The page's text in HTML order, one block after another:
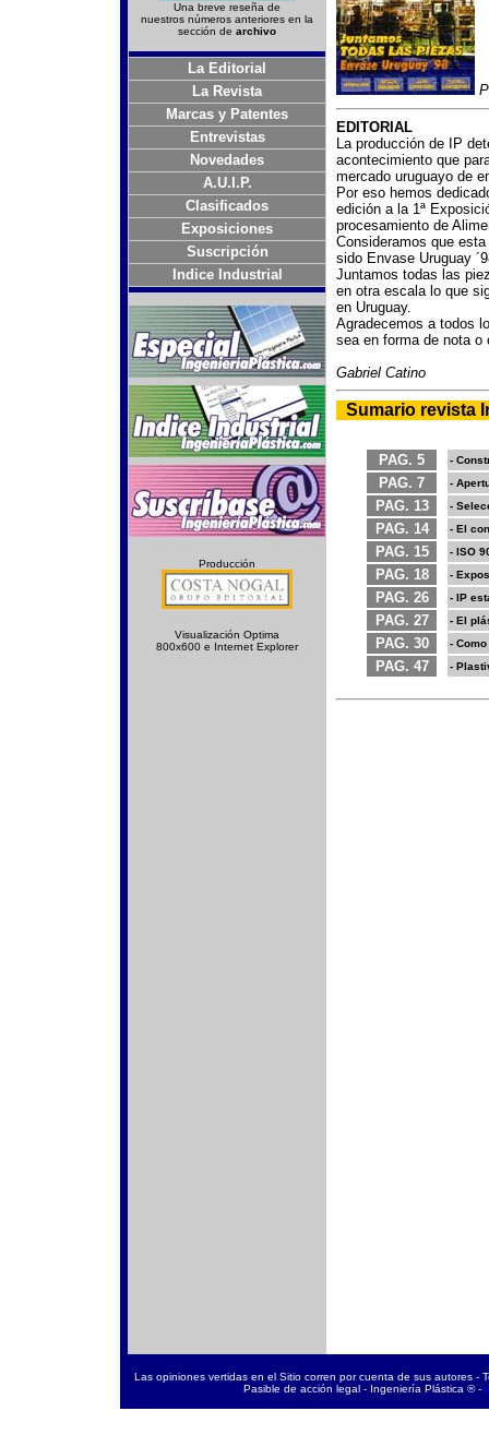
Una breve reseña de
nuestros números anteriores en la
sección de archivo
La Editorial
La Revista
Marcas y Patentes
Entrevistas
Novedades
A.U.I.P.
Clasificados
Exposiciones
Suscripción
Indice Industrial
Producción
Visualización Optima
800x600 e Internet Explorer
EDITORIAL
La producción de IP
acontecimiento que
mercado uruguayo de
Por eso hemos
edición a la 1ª
procesamiento de
Consideramos que
sido Envase Uruguay
Juntamos todas las
en otra escala lo que
en Uruguay.
Agradecemos a todos
sea en forma de nota
Gabriel Catino
Sumario revista
PAG. 5 -
PAG. 7 -
PAG. 13 -
PAG. 14 - El
PAG. 15 - ISO
PAG. 18 -
PAG. 26 - IP
PAG. 27 - El
PAG. 30 -
PAG. 47 -
Las opiniones vertidas en el Sitio corren por cuenta de sus autores -
Pasible de acción legal - Ingeniería Plástica ® -